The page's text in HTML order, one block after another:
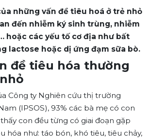
những vấn đề tiêu hoá ở trẻ nhỏ
đến nhiễm ký sinh trùng, nhiễm
hoặc các yếu tố cơ địa như bất
lactose hoặc dị ứng đạm sữa bò.
đề tiêu hóa thường
Công ty Nghiên cứu thị trường
(IPSOS), 93% các bà mẹ có con
con đều từng có giai đoạn gặp
hóa như: táo bón, khó tiêu, tiêu chảy,